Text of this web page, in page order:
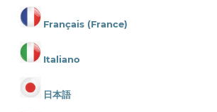
Français (France)
Italiano
日本語